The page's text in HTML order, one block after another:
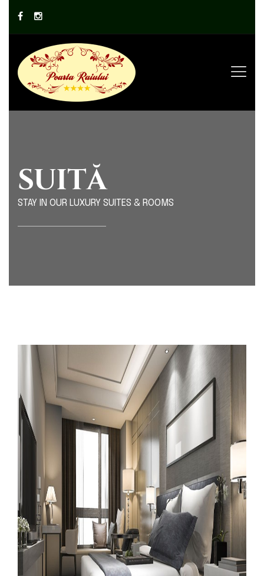
SUITĂ
STAY IN OUR LUXURY SUITES & ROOMS